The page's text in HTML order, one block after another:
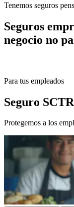
Tenemos seguros
Seguros
negocio no
Para tus empleados
Seguro
Protegemos a los